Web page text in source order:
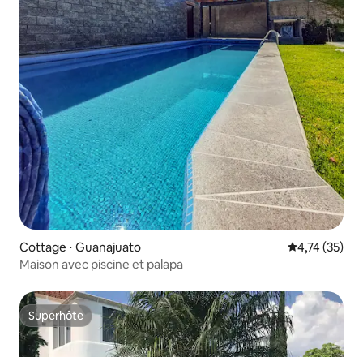
Cottage ⋅ Guanajuato Évaluation
4,74 (35)
Maison avec piscine et palapa
Superhôte
Superhôte